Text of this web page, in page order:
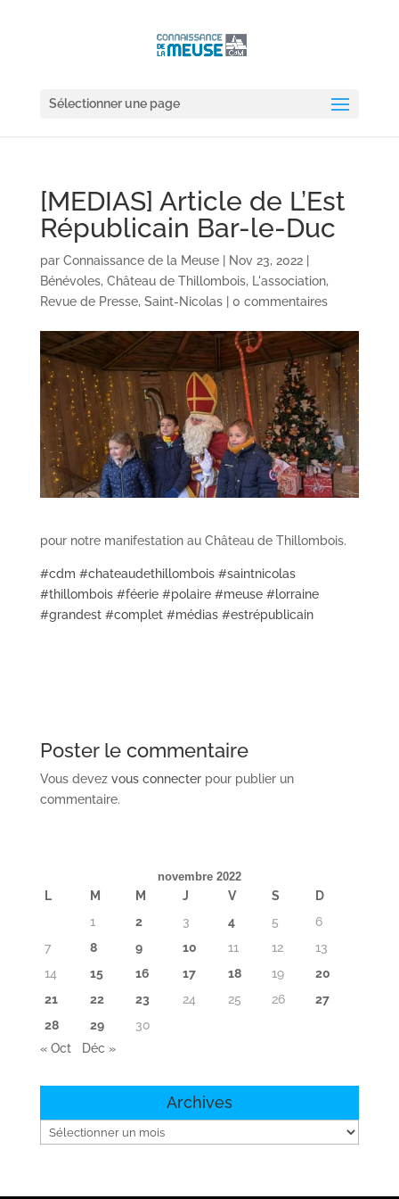
Sélectionner une page
[MEDIAS] Article de L’Est
Républicain Bar-le-Duc
par Connaissance de la Meuse| Nov 23, 2022|
Bénévoles, Château de Thillombois, L'association,
Revue de Presse, Saint-Nicolas| 0 commentaires
pour notre manifestation au Château de Thillombois.
#cdm #chateaudethillombois #saintnicolas
#thillombois #féerie #polaire #meuse #lorraine
#grandest #complet #médias #estrépublicain
Poster le commentaire
Vous devez vous connecterpour publier un
commentaire.
novembre 2022
L M M J V S
D
1
2 3 4 5
6
7
8 9 10 11 12
13
14
15 16 17 18 19
20
21
22 23 24 25 26
27
28
29
30
« Oct
Déc »
Archives
Archives